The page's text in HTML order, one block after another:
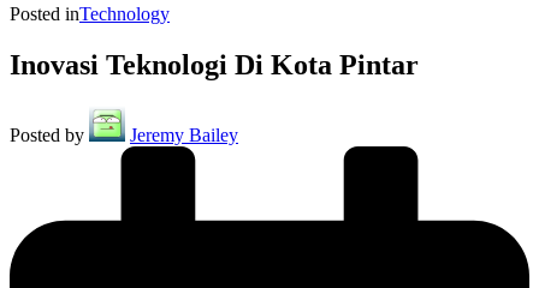
Posted inTechnology
Inovasi Teknologi Di Kota Pintar
Posted by Jeremy Bailey